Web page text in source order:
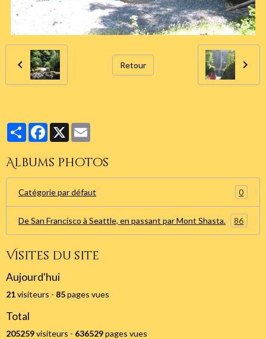
Retour
PartagerFacebook
X
Albums photos
Catégorie par défaut 0
De San Francisco à Seattle, en passant par Mont Shasta. 86
Visites du site
Aujourd'hui
21visiteurs - 85pages vues
Total
205259visiteurs - 636529pages vues